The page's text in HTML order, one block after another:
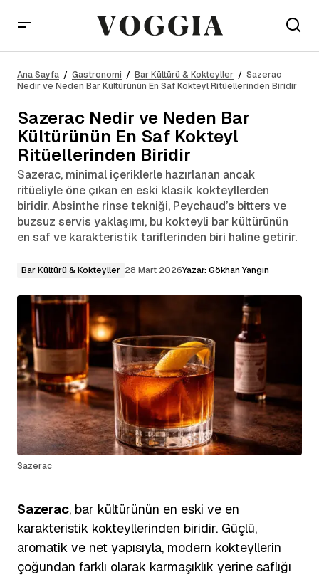
Kokteyl Ritüellerinden Biridir
Ana Sayfa Gastronomi Bar Kültürü & Kokteyller
Sazerac
Nedir ve Neden Bar Kültürünün En Saf Kokteyl Ritüellerinden Biridir
Sazerac Nedir ve Neden Bar
Kültürünün En Saf Kokteyl
Ritüellerinden Biridir
Sazerac, minimal içeriklerle hazırlanan ancak
ritüeliyle öne çıkan en eski klasik kokteyllerden
biridir. Absinthe rinse tekniği, Peychaud’s bitters ve
buzsuz servis yaklaşımı, bu kokteyli bar kültürünün
en saf ve karakteristik tariflerinden biri haline getirir.
Bar Kültürü & Kokteyller 28 Mart 2026Yazar: Gökhan Yangın
Sazerac
Sazerac, bar kültürünün en eski ve en
karakteristik kokteyllerinden biridir. Güçlü,
aromatik ve net yapısıyla, modern kokteyllerin
çoğundan farklı olarak karmaşıklık yerine saflığı